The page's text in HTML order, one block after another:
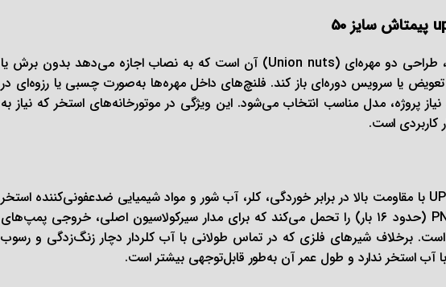
مهم‌ترین ویژگی شیر upvc پیمتاش سایز 50، طراحی دو مهره‌ای (Union nuts) آن است که به نصاب اجازه می‌دهد بدون برش یا
تعویض یا سرویس دوره‌ای باز کند. فلنچ‌های داخل مهره‌ها به‌صورت چسبی یا رزوه‌ای در
پروژه، مدل مناسب انتخاب می‌شود. این ویژگی در موتورخانه‌های استخر که نیاز به
کاربردی است.
بدنه شیر upvc پیمتاش سایز 50 از پلیمر UPVC با مقاومت بالا در برابر خوردگی، کلر، آب شور و مواد شیمیایی ضدعفونی‌کننده استخر
ساخته شده است. این شیر فشار کاری تا PN16 (حدود ۱۶ بار) را تحمل می‌کند که برای مدار سیرکولاسیون اصلی، خروجی پمپ‌های
برخلاف شیرهای فلزی که در تماس طولانی با آب کلردار دچار زنگ‌زدگی و رسوب